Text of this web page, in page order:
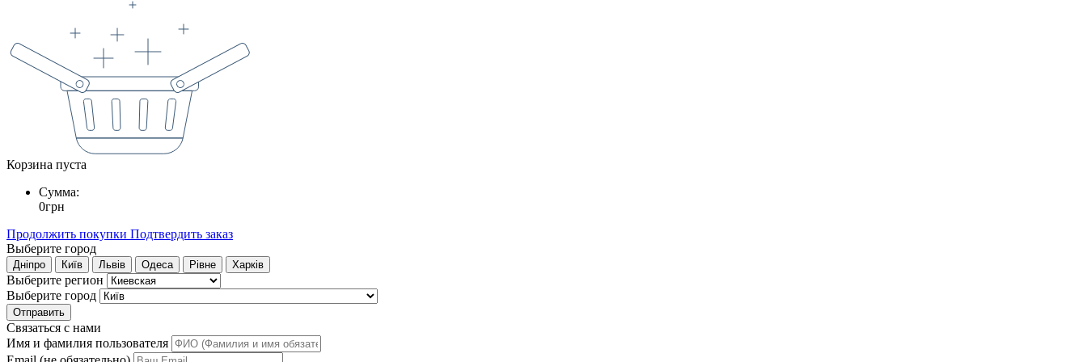
Корзина пуста
Сумма:
0грн
Продолжить покупки Подтвердить заказ
Выберите город
Дніпро Київ Львів Одеса Рівне Харків
Выберите регион
Выберите город
Отправить
Связаться с нами
Имя и фамилия пользователя